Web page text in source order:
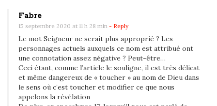
u
t
-
i
l
Fabre
15 septembre 2020 at 11 h 28 min - Reply
Le mot Seigneur ne serait plus approprié ? Les
personnages actuels auxquels ce nom est attribué ont
une connotation assez négative ? Peut-être…
Ceci étant, comme l’article le souligne, il est très délicat
et même dangereux de « toucher » au nom de Dieu dans
le sens où c’est toucher et modifier ce que nous
appelons la révélation